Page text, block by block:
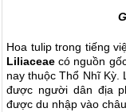
Hoa tulip trong tiếng
Liliaceae có nguồn
nay thuộc Thổ Nhĩ Kỳ.
được người dân địa
được du nhập vào